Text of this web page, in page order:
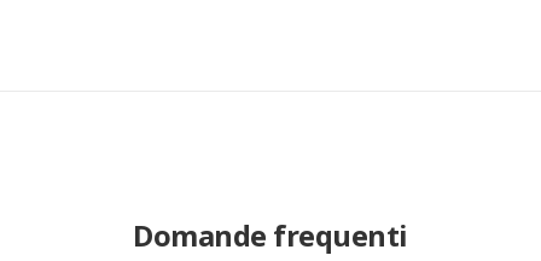
Domande frequenti